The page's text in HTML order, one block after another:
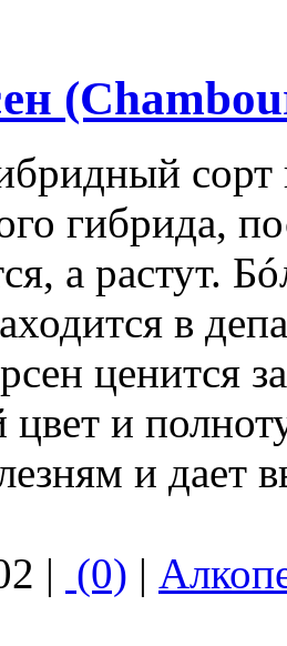
гибрида,
а растут.
в
ценится
и
и дает
| (0) |